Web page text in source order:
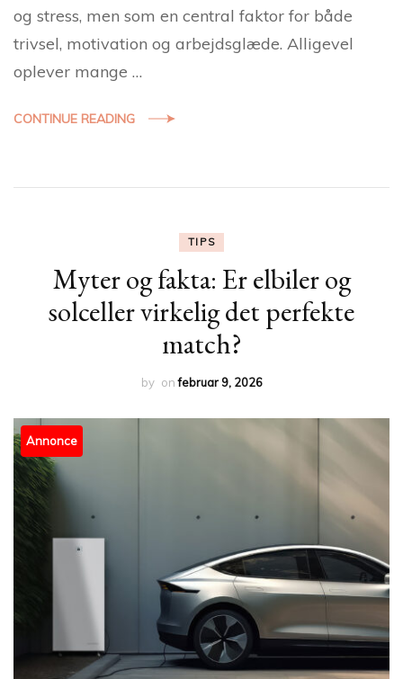
og stress, men som en central faktor for både
trivsel, motivation og arbejdsglæde. Alligevel
oplever mange …
CONTINUE READING
TIPS
Myter og fakta: Er elbiler og
solceller virkelig det perfekte
match?
by onfebruar 9, 2026
Annonce